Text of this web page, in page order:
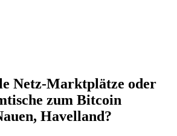
Netz-Marktplätze oder
zum Bitcoin
Havelland?